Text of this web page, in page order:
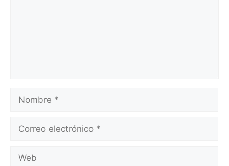
Nombre
Correo
Web